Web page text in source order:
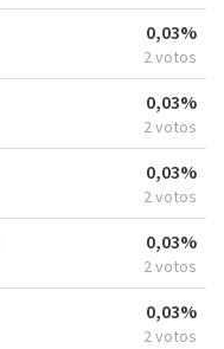
0,03%
2 votos
0,03%
2 votos
0,03%
2 votos
0,03%
2 votos
0,03%
2 votos